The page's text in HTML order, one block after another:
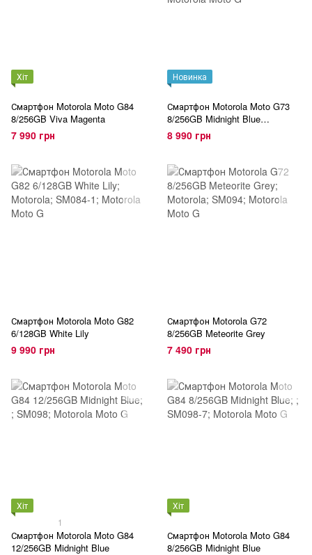
Хіт
Смартфон Motorola Moto G84
8/256GB Viva Magenta
7 990 грн
Новинка
Смартфон Motorola Moto G73
8/256GB Midnight Blue
(PAUX0028)
8 990 грн
Смартфон Motorola Moto G82
6/128GB White Lily
9 990 грн
Смартфон Motorola G72
8/256GB Meteorite Grey
7 490 грн
Хіт
1
Смартфон Motorola Moto G84
12/256GB Midnight Blue
Хіт
Смартфон Motorola Moto G84
8/256GB Midnight Blue